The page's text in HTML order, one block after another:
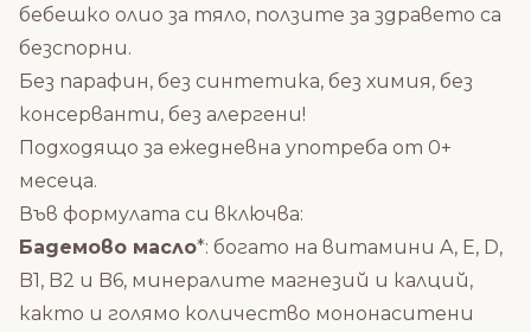
бебешко олио за тяло, ползите за здравето са
безспорни.
Без парафин, без синтетика, без химия, без
консерванти, без алергени!
Подходящо за ежедневна употреба от 0+
месеца.
Във формулата си включва:
Бадемово масло*: богато на витамини A, Е, D,
B1, B2 и B6, минералите магнезий и калций,
както и голямо количество мононаситени